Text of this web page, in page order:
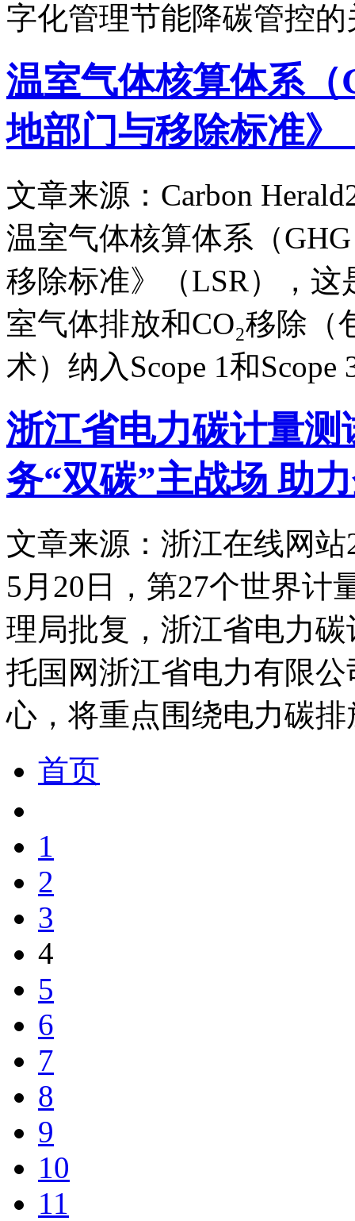
字化管理节能降碳管控的
温室气体核算体系
地部门与移除标准
文章来源：Carbon Herald
温室气体核算体系（
移除标准》（LSR），
室气体排放和CO₂移除
术）纳入Scope 1和
浙江省电力碳计量
务“双碳”主战场 助
文章来源：浙江在线网站
5月20日，第27个世界计
理局批复，浙江省电力
托国网浙江省电力有限
心，将重点围绕电力碳排
首页
1
2
3
4
5
6
7
8
9
10
11